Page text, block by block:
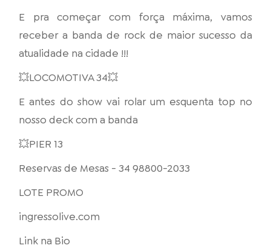
E pra começar com força máxima, vamos
receber a banda de rock de maior sucesso da
atualidade na cidade !!!
💥LOCOMOTIVA 34💥
E antes do show vai rolar um esquenta top no
nosso deck com a banda
💥PIER 13
Reservas de Mesas - 34 98800-2033
LOTE PROMO
ingressolive.com
Link na Bio